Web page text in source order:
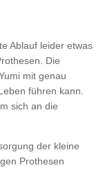
Ablauf leider etwas
Die
mit genau
führen kann.
sich an die
der kleine
Prothesen